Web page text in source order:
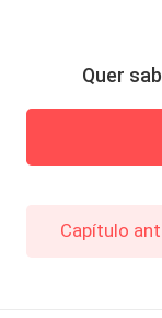
Quer
Capítulo